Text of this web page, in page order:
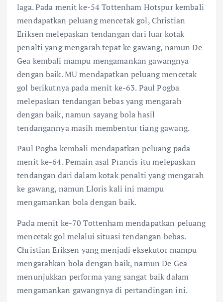
laga. Pada menit ke-54 Tottenham Hotspur kembali
mendapatkan peluang mencetak gol, Christian
Eriksen melepaskan tendangan dari luar kotak
penalti yang mengarah tepat ke gawang, namun De
Gea kembali mampu mengamankan gawangnya
dengan baik. MU mendapatkan peluang mencetak
gol berikutnya pada menit ke-63. Paul Pogba
melepaskan tendangan bebas yang mengarah
dengan baik, namun sayang bola hasil
tendangannya masih membentur tiang gawang.
Paul Pogba kembali mendapatkan peluang pada
menit ke-64. Pemain asal Prancis itu melepaskan
tendangan dari dalam kotak penalti yang mengarah
ke gawang, namun Lloris kali ini mampu
mengamankan bola dengan baik.
Pada menit ke-70 Tottenham mendapatkan peluang
mencetak gol melalui situasi tendangan bebas.
Christian Eriksen yang menjadi eksekutor mampu
mengarahkan bola dengan baik, namun De Gea
menunjukkan performa yang sangat baik dalam
mengamankan gawangnya di pertandingan ini.